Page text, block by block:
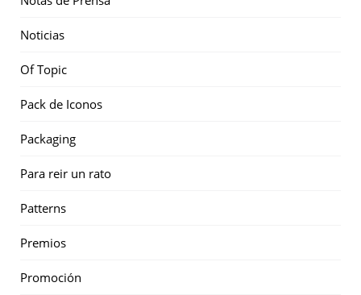
Noticias
Of Topic
Pack de Iconos
Packaging
Para reir un rato
Patterns
Premios
Promoción